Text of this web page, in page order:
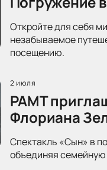
Откройте для себя
незабываемое
посещению.
2 июля
РАМТ
Флориана
Спектакль «Сын» в
объединяя